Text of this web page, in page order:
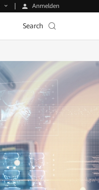
Anmelden
Search